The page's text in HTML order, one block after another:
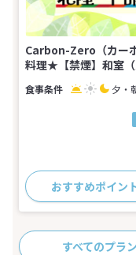
Carbon-Zero（カー
料理★【禁煙】和室
夕・
おすすめポイン
すべてのプラ